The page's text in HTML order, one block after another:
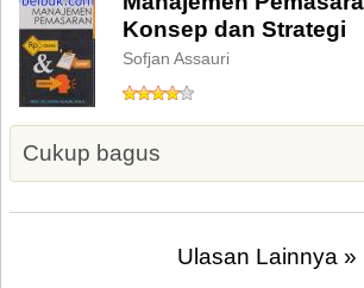
Konsep dan Strategi
Sofjan Assauri
Cukup bagus
Ulasan Lainnya »